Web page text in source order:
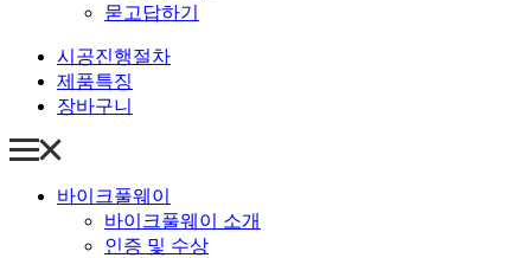
묻고답하기
시공진행절차
제품특징
장바구니
바이크풀웨이
바이크풀웨이 소개
인증 및 수상